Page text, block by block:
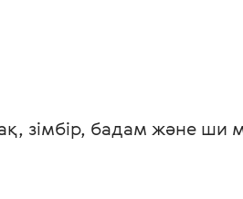
зімбір, бадам және ши